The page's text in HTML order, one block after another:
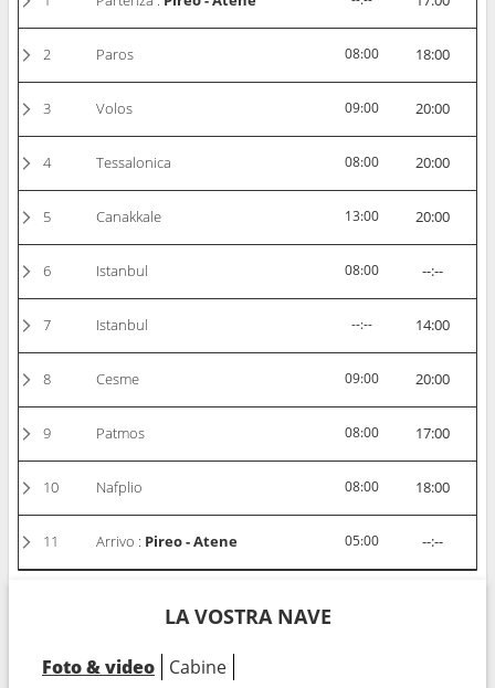
2 Paros 08:00 18:00
3 Volos 09:00 20:00
4 Tessalonica 08:00 20:00
5 Canakkale 13:00 20:00
6 Istanbul 08:00 --:--
7 Istanbul --:-- 14:00
8 Cesme 09:00 20:00
9 Patmos 08:00 17:00
10 Nafplio 08:00 18:00
11 Arrivo : Pireo - Atene 05:00 --:--
LA VOSTRA NAVE
Foto & video Cabine